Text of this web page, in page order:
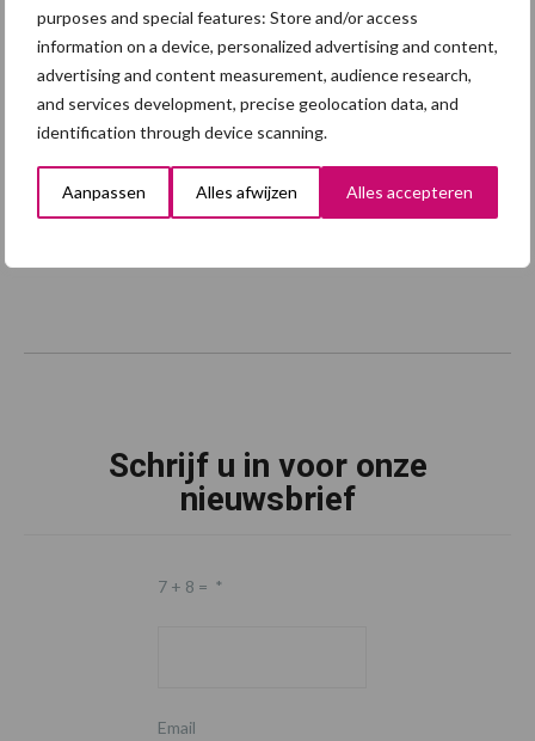
purposes and special features: Store and/or access
information on a device, personalized advertising and content,
advertising and content measurement, audience research,
and services development, precise geolocation data, and
identification through device scanning.
Aanpassen Alles afwijzen Alles accepteren
Schrijf u in voor onze
nieuwsbrief
7 + 8 = *
Email